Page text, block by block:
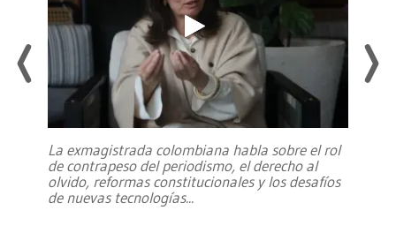
La exmagistrada colombiana habla sobre el rol
de contrapeso del periodismo, el derecho al
olvido, reformas constitucionales y los desafíos
de nuevas tecnologías...